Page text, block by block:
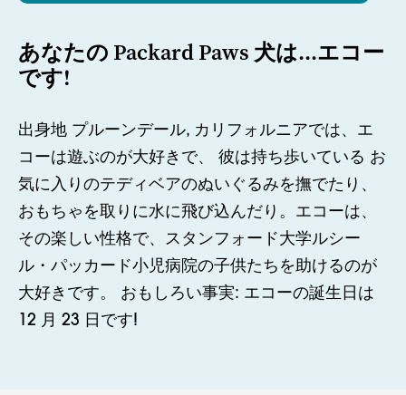
あなたの Packard Paws 犬は...エコー
です!
出身地 プルーンデール, カリフォルニアでは、エ
コーは遊ぶのが大好きで、 彼は持ち歩いている お
気に入りのテディベアのぬいぐるみを撫でたり、
おもちゃを取りに水に飛び込んだり。エコーは、
その楽しい性格で、スタンフォード大学ルシー
ル・パッカード小児病院の子供たちを助けるのが
大好きです。 おもしろい事実: エコーの誕生日は
12 月 23 日です!